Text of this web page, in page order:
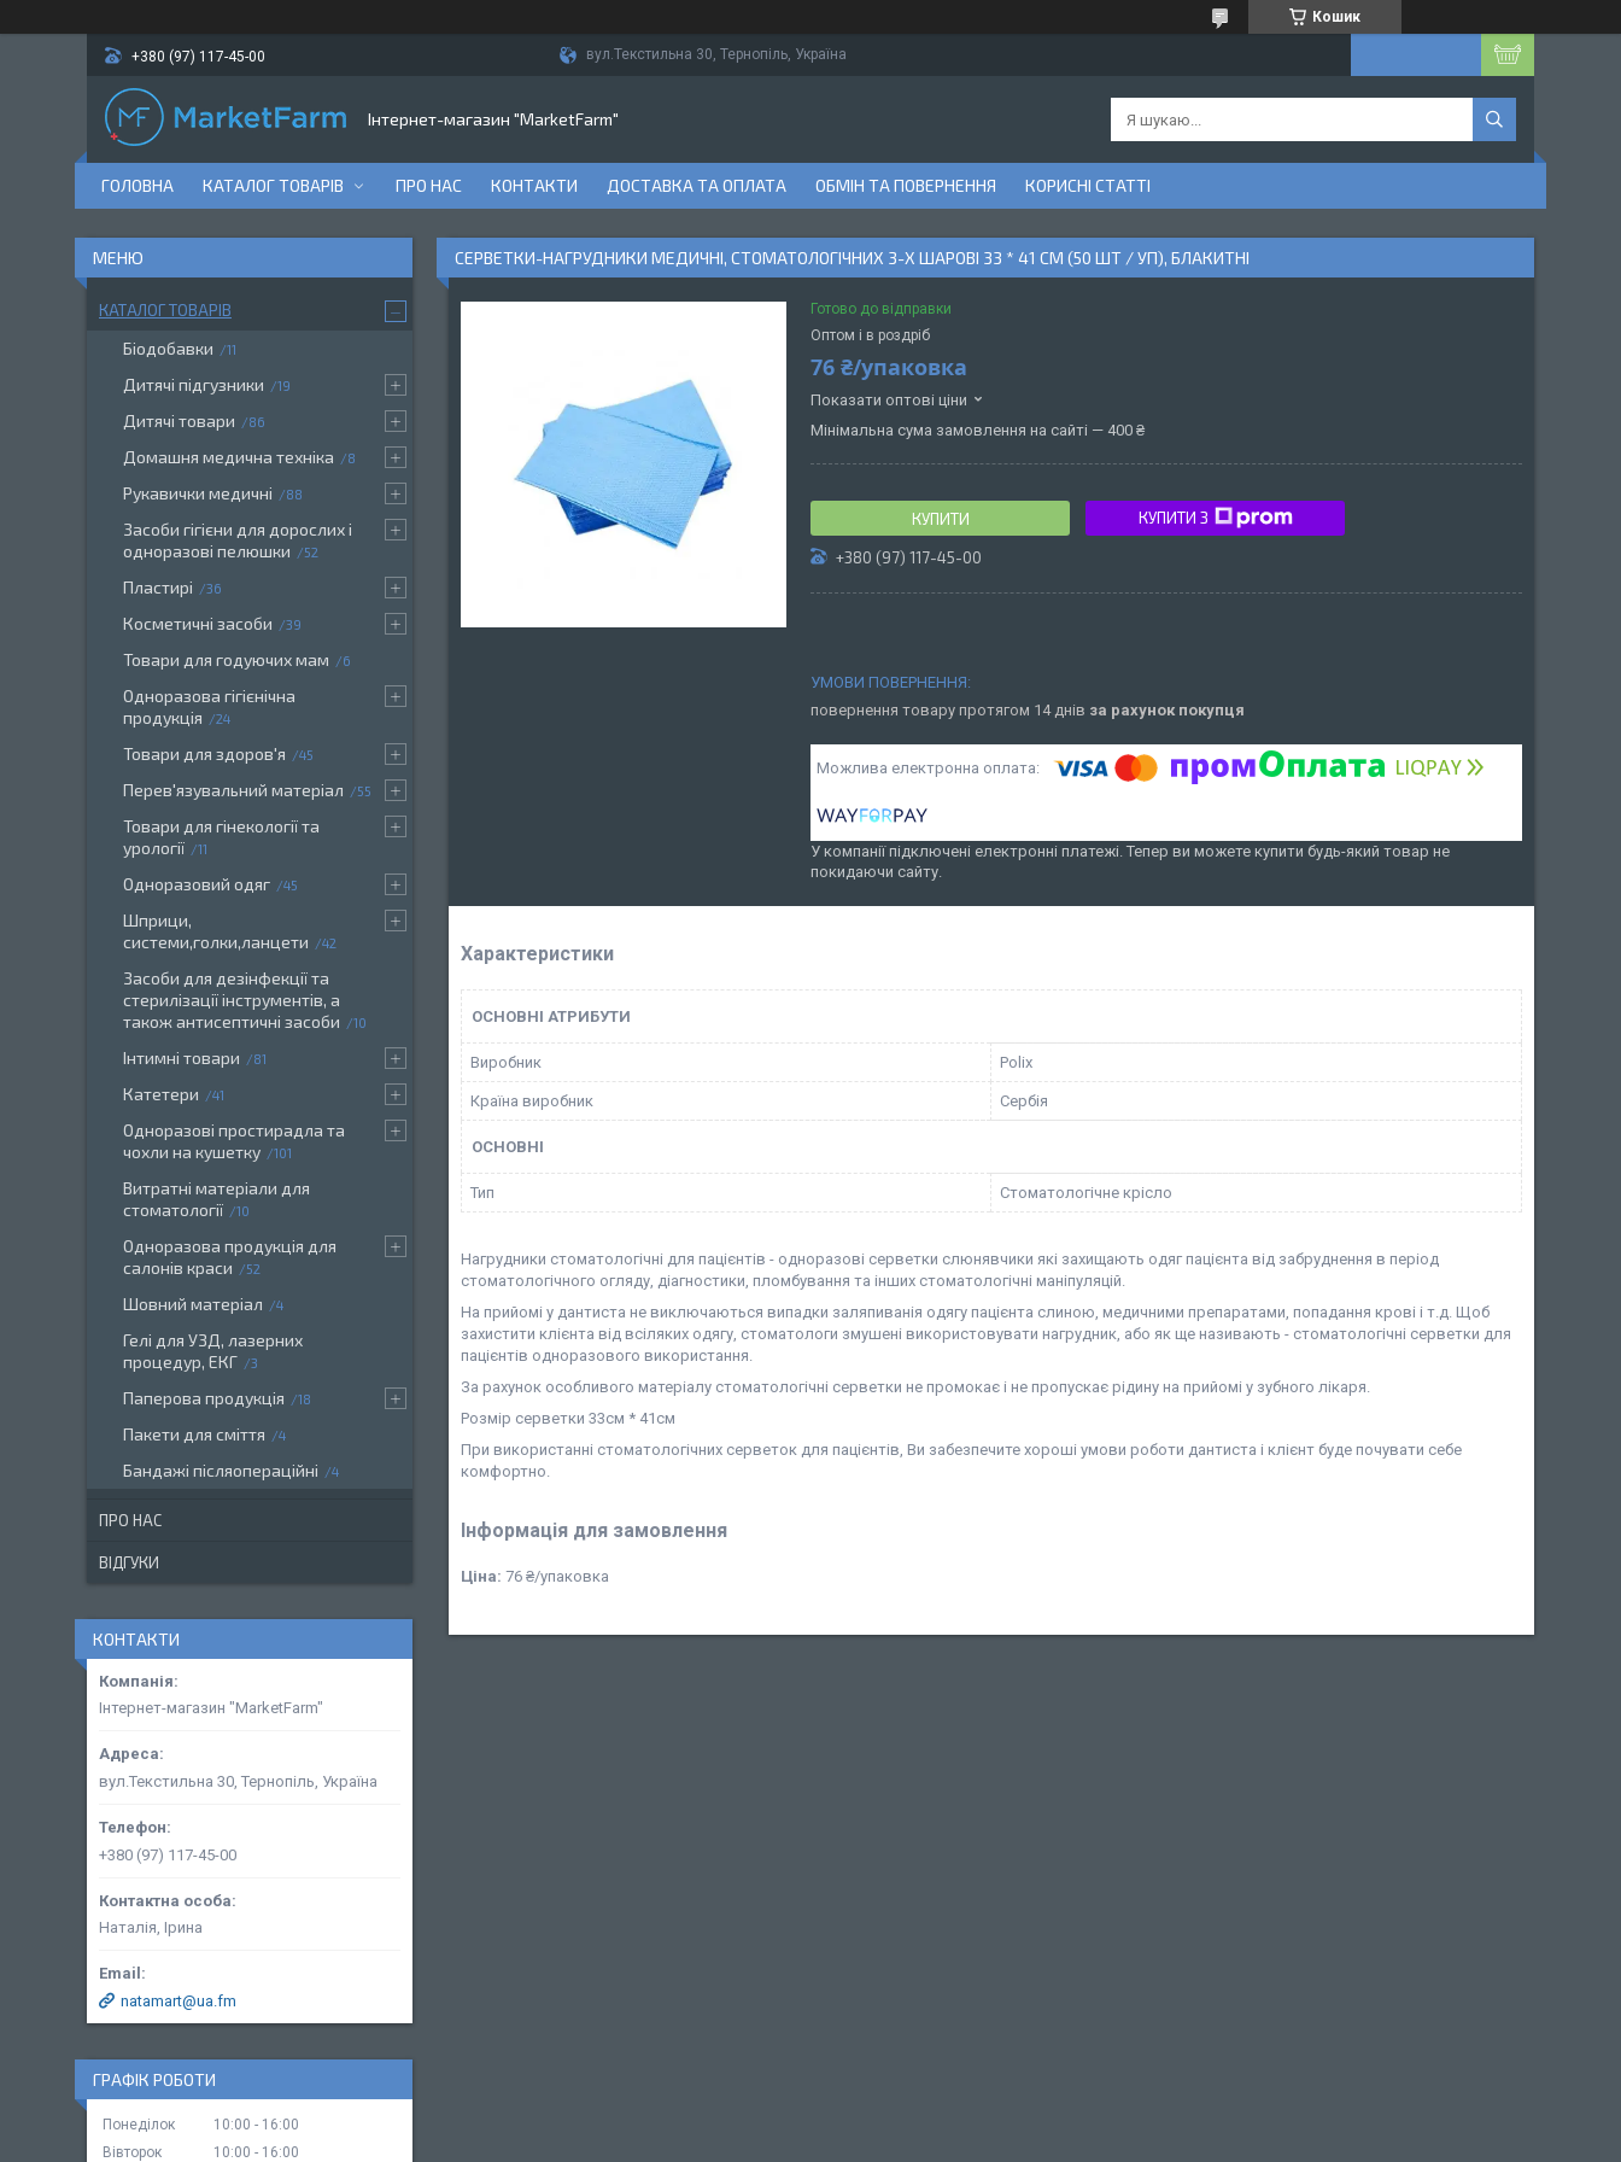
Кошик
+380 (97) 117-45-00 вул.Текстильна 30, Тернопіль, Україна
Інтернет-магазин "MarketFarm"
ГОЛОВНА КАТАЛОГ ТОВАРІВ ПРО НАС КОНТАКТИ ДОСТАВКА ТА ОПЛАТА ОБМІН ТА ПОВЕРНЕННЯ КОРИСНІ СТАТТІ
СЕРВЕТКИ-НАГРУДНИКИ МЕДИЧНІ, СТОМАТОЛОГІЧНИХ 3-Х ШАРОВІ 33 * 41 СМ (50 ШТ / УП), БЛАКИТНІ
Готово до відправки
Оптом і в роздріб
76 ₴/упаковка
Показати оптові ціни
Мінімальна сума замовлення на сайті — 400 ₴
КУПИТИ КУПИТИ З
+380 (97) 117-45-00
повернення товару протягом 14 днів за рахунок покупця
У компанії підключені електронні платежі. Тепер ви можете купити будь-який товар не
покидаючи сайту.
Характеристики
ОСНОВНІ АТРИБУТИ
Виробник Polix
Країна виробник Сербія
ОСНОВНІ
Тип Стоматологічне крісло
Нагрудники стоматологічні для пацієнтів - одноразові серветки слюнявчики які захищають одяг пацієнта від забруднення в період
стоматологічного огляду, діагностики, пломбування та інших стоматологічні маніпуляцій.
На прийомі у дантиста не виключаються випадки заляпиванія одягу пацієнта слиною, медичними препаратами, попадання крові і т.д. Щоб
захистити клієнта від всіляких одягу, стоматологи змушені використовувати нагрудник, або як ще називають - стоматологічні серветки для
пацієнтів одноразового використання.
За рахунок особливого матеріалу стоматологічні серветки не промокає і не пропускає рідину на прийомі у зубного лікаря.
Розмір серветки 33см * 41см
При використанні стоматологічних серветок для пацієнтів, Ви забезпечите хороші умови роботи дантиста і клієнт буде почувати себе
комфортно.
Інформація для замовлення
Ціна: 76 ₴/упаковка
КАТАЛОГ ТОВАРІВ
Біодобавки 11
Дитячі підгузники 19
Дитячі товари 86
Домашня медична техніка 8
Рукавички медичні 88
Засоби гігієни для дорослих і
одноразові пелюшки
52
Пластирі 36
Косметичні засоби 39
Товари для годуючих мам 6
Одноразова гігієнічна
продукція
24
Товари для здоров'я 45
Перев'язувальний матеріал 55
Товари для гінекології та
урології
11
Одноразовий одяг 45
Шприци,
системи,голки,ланцети
42
Засоби для дезінфекції та
стерилізації інструментів, а
також антисептичні засоби
10
Інтимні товари 81
Катетери 41
Одноразові простирадла та
чохли на кушетку
101
Витратні матеріали для
стоматології
10
Одноразова продукція для
салонів краси
52
Шовний матеріал 4
Гелі для УЗД, лазерних
процедур, ЕКГ
3
Паперова продукція 18
Пакети для сміття 4
Бандажі післяопераційні 4
ПРО НАС
ВІДГУКИ
КОНТАКТИ
Інтернет-магазин "MarketFarm"
вул.Текстильна 30, Тернопіль, Україна
+380 (97) 117-45-00
Наталія, Ірина
natamart@ua.fm
ГРАФІК РОБОТИ
Понеділок 10:00
16:00
Вівторок
10:00 16:00